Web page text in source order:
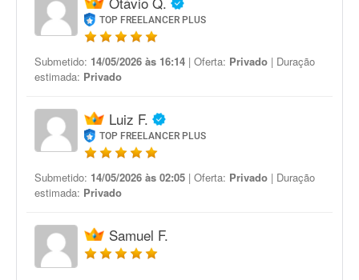
TOP FREELANCER PLUS
Submetido: 14/05/2026 às 16:14 | Oferta: Privado | Duração
estimada: Privado
Luiz F.
TOP FREELANCER PLUS
Submetido: 14/05/2026 às 02:05 | Oferta: Privado | Duração
estimada: Privado
Samuel F.